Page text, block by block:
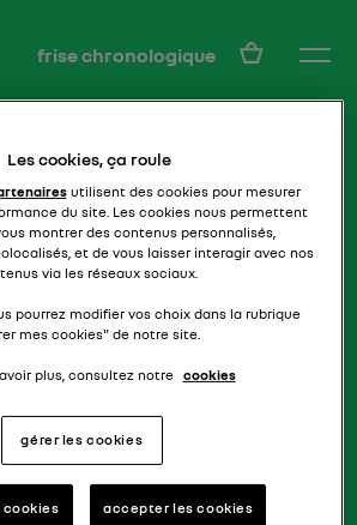
frise chronologique FR
Les cookies, ça roule
utilisent des cookies pour mesurer
du site. Les cookies nous permettent
montrer des contenus personnalisés,
et de vous laisser interagir avec nos
via les réseaux sociaux.
pourrez modifier vos choix dans la rubrique
mes cookies" de notre site.
plus, consultez notre cookies
gérer les cookies
cookies accepter les cookies